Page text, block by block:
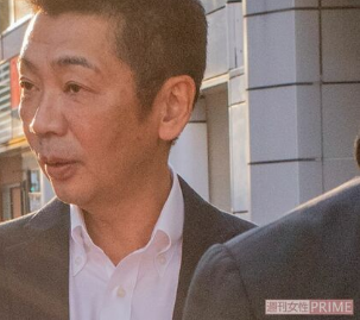
かつて韓国の観光大使を務めた人物
は思えない至らなさ
隠し子報道から数えれば番組での謝
も二度目